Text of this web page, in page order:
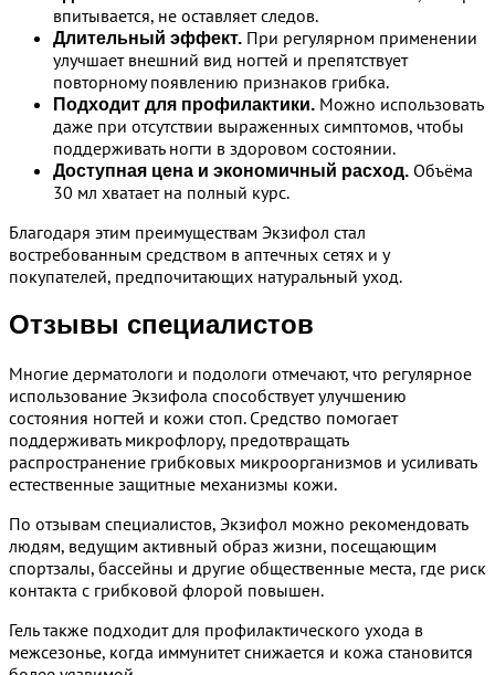
впитывается, не оставляет следов.
Длительный эффект. При регулярном применении
улучшает внешний вид ногтей и препятствует
повторному появлению признаков грибка.
Подходит для профилактики. Можно использовать
даже при отсутствии выраженных симптомов, чтобы
поддерживать ногти в здоровом состоянии.
Доступная цена и экономичный расход. Объёма
30 мл хватает на полный курс.
Благодаря этим преимуществам Экзифол стал
востребованным средством в аптечных сетях и у
покупателей, предпочитающих натуральный уход.
Отзывы специалистов
Многие дерматологи и подологи отмечают, что регулярное
использование Экзифола способствует улучшению
состояния ногтей и кожи стоп. Средство помогает
поддерживать микрофлору, предотвращать
распространение грибковых микроорганизмов и усиливать
естественные защитные механизмы кожи.
По отзывам специалистов, Экзифол можно рекомендовать
людям, ведущим активный образ жизни, посещающим
спортзалы, бассейны и другие общественные места, где риск
контакта с грибковой флорой повышен.
Гель также подходит для профилактического ухода в
межсезонье, когда иммунитет снижается и кожа становится